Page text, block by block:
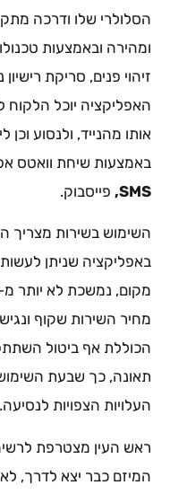
הסלולרי שלו ודרכה
ומהירה ובאמצעות
זיהוי פנים, סריקת
האפליקציה יוכל הלקוח
אותו מהנייד, ולנסוע
באמצעות שיחת וואטס
SMS, פייסבוק.
השימוש בשירות
באפליקציה שניתן
מחיר השירות שקוף
הכוללת אף ביטול
תאונה, כך שבעת
העלויות הצפויות לנסיעה.
ראש העין מצטרפת
המיזם כבר יצא לדרך,